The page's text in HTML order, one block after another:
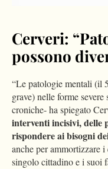
Cerveri:
possono
“Le patologie mentali (il
grave) nelle forme
croniche- ha spiegato
interventi incisivi, delle
rispondere ai bisogni
anche per ammortizzare
singolo cittadino e i suoi